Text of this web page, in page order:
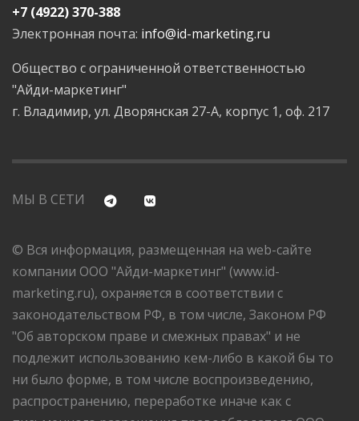
+7 (4922) 370-388
Электронная почта: info@id-marketing.ru
Общество с ограниченной ответственностью
"Айди-маркетинг"
г. Владимир, ул. Дворянская 27-А, корпус 1, оф. 217
МЫ В СЕТИ
© Вся информация, размещенная на web-сайте
компании ООО "Айди-маркетинг" (www.id-
marketing.ru), охраняется в соответствии с
законодательством РФ, в том числе, Законом РФ
"Об авторском праве и смежных правах" и не
подлежит использованию кем-либо в какой бы то
ни было форме, в том числе воспроизведению,
распространению, переработке иначе как с